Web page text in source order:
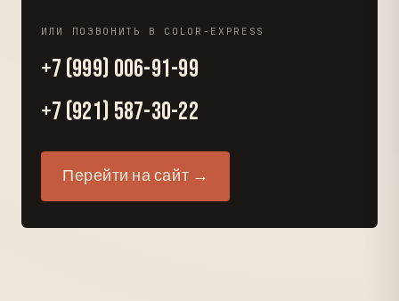
ИЛИ ПОЗВОНИТЬ В COLOR-EXPRESS
+7 (999) 006-91-99
+7 (921) 587-30-22
Перейти на сайт →